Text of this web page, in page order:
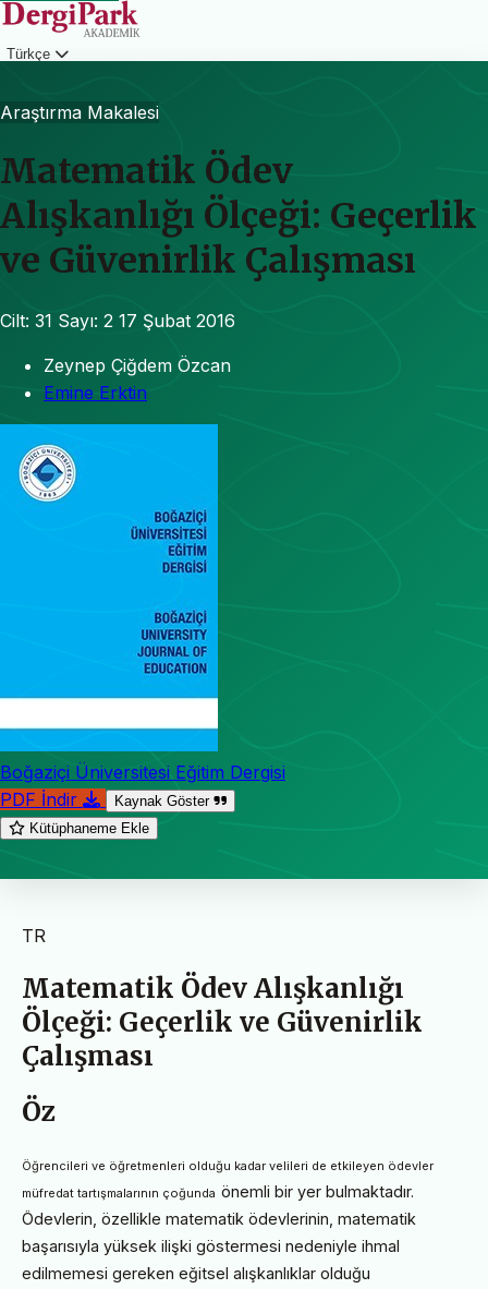
Türkçe
Araştırma Makalesi
Matematik Ödev
Alışkanlığı Ölçeği: Geçerlik
ve Güvenirlik Çalışması
Cilt: 31 Sayı: 2 17 Şubat 2016
Zeynep Çiğdem Özcan
Emine Erktin
Boğaziçi Üniversitesi Eğitim Dergisi
PDF İndir
Kaynak Göster
Kütüphaneme Ekle
TR
Matematik Ödev Alışkanlığı
Ölçeği: Geçerlik ve Güvenirlik
Çalışması
Öz
Öğrencileri ve öğretmenleri olduğu kadar velileri de etkileyen ödevler
müfredat tartışmalarının çoğunda önemli bir yer bulmaktadır.
Ödevlerin, özellikle matematik ödevlerinin, matematik
başarısıyla yüksek ilişki göstermesi nedeniyle ihmal
edilmemesi gereken eğitsel alışkanlıklar olduğu